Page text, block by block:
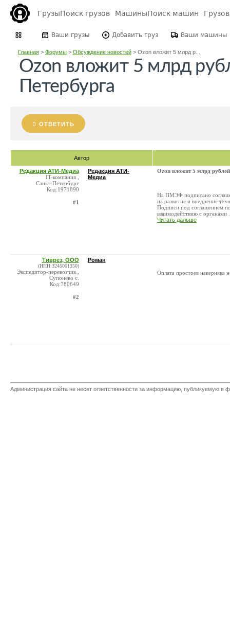
ГрузыПоиск грузов МашиныПоиск машин
Ваши грузы Добавить груз Ваши машины
Главная> Форумы> Обсуждение новостей> Ozon вложит 5 млрд р...
Ozon вложит 5 млрд
Петербурга
ОТВЕТИТЬ
Автор
Редакция АТИ-Медиа
IT-компания ,
Санкт-Петербург
Код:1971890
#1
Редакция АТИ-
Медиа
Ozon вложит 5 млрд
На ПМЭФ подписано
на развитие и внедрение
Подписи под соглашением
взаимодействию с органами
Читать дальше
Тиврез, ООО
(ИНН:3245001350)
Экспедитор-перевозчик ,
Супонево с.
Код:780649
#2
Роман
Оплата простоев наверняка
Администрация сайта не несет ответственности за информацию, публикуемую